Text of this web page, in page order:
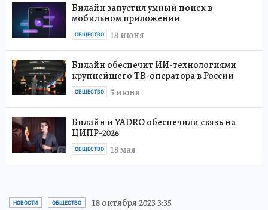
Билайн запустил умный поиск в
мобильном приложении
18 июня
ОБЩЕСТВО
Билайн обеспечит ИИ-технологиями
крупнейшего ТВ-оператора в России
5 июня
ОБЩЕСТВО
Билайн и YADRO обеспечили связь на
ЦИПР-2026
18 мая
ОБЩЕСТВО
НОВОСТИ ОБЩЕСТВО 18 октября 2023 3:35